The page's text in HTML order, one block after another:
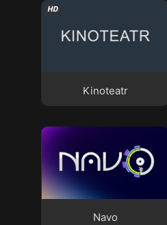
Kinoteatr
Navo
Navo